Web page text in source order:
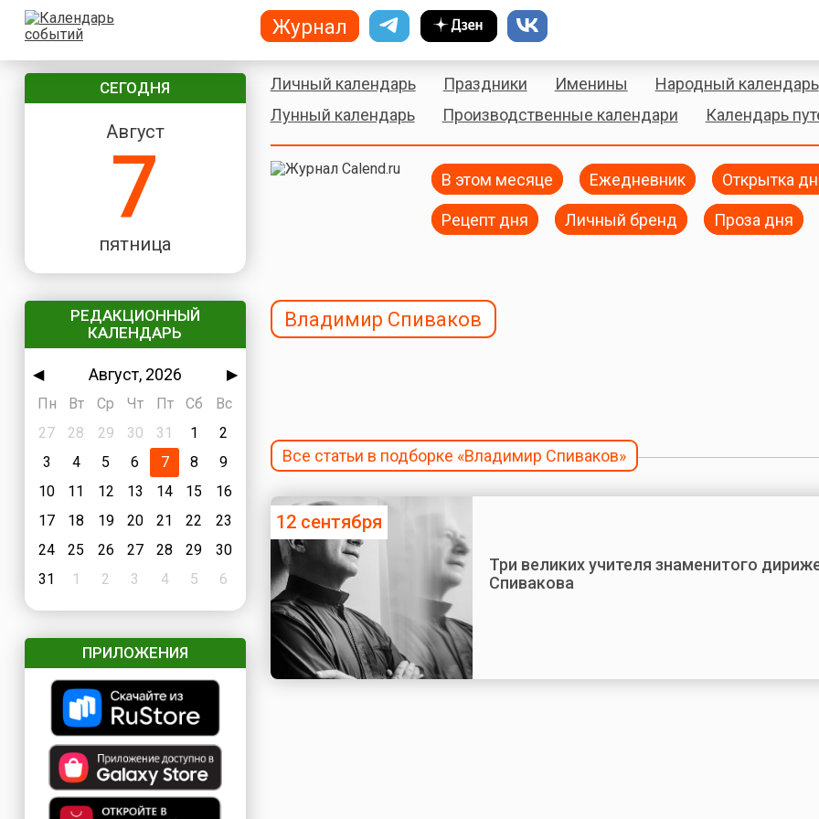
СЕГОДНЯ
Август
7
пятница
РЕДАКЦИОННЫЙ
КАЛЕНДАРЬ
◀ Август, 2026
▶
Пн
Вт Ср Чт Пт Сб
Вс
27
28 29 30 31 1
2
3
4 5 6 7 8
9
10
11 12 13 14 15
16
17
18 19 20 21 22
23
24
25 26 27 28 29
30
31
1 2 3 4 5 6
ПРИЛОЖЕНИЯ
Личный календарь Праздники Именины
Народный календарь
Лунный календарь
Производственные календари Календарь
В этом месяце Ежедневник Открытка
Рецепт дня Личный бренд Проза дня
Владимир Спиваков
Все статьи в подборке «Владимир Спиваков»
12 сентября
Три великих учителя знаменитого
Спивакова
Журнал